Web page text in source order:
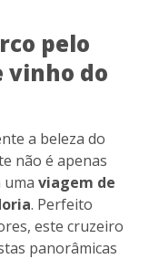
pelo
vinho do
a beleza do
não é apenas
viagem de
. Perfeito
este cruzeiro
panorâmicas